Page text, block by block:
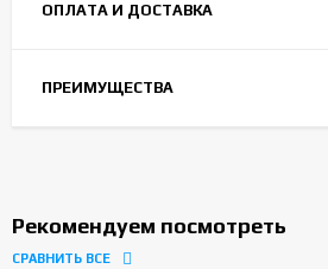
ОПЛАТА И ДОСТАВКА
ПРЕИМУЩЕСТВА
Рекомендуем посмотреть
СРАВНИТЬ ВСЕ